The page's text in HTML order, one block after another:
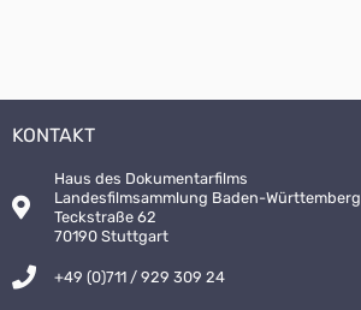
KONTAKT
Haus des Dokumentarfilms
Landesfilmsammlung Baden-Württemberg
Teckstraße 62
70190 Stuttgart
+49 (0)711 / 929 309 24